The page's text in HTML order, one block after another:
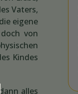
Vaters,
eigene
von
Kindes
alles